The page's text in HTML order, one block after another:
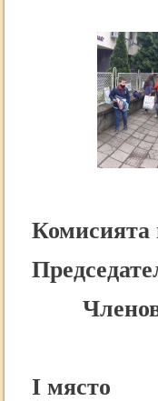
Комисията
I място